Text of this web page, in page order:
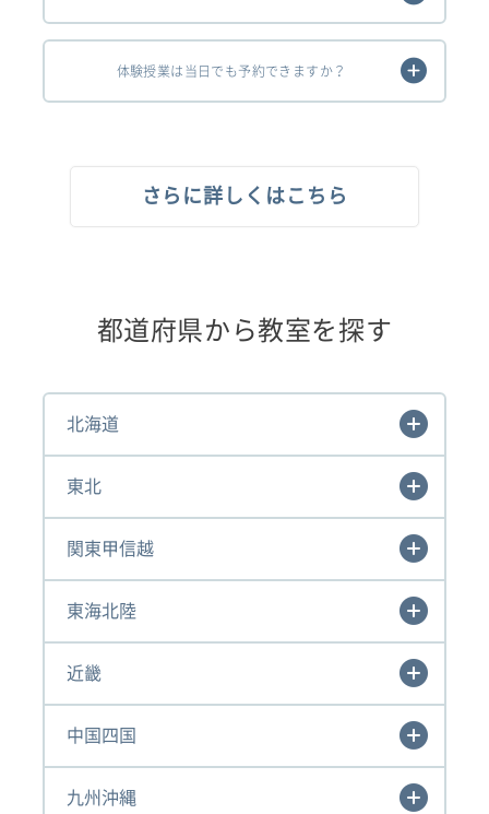
体験授業は当日でも予約できますか？
さらに詳しくはこちら
都道府県から教室を探す
北海道
東北
関東甲信越
東海北陸
近畿
中国四国
九州沖縄